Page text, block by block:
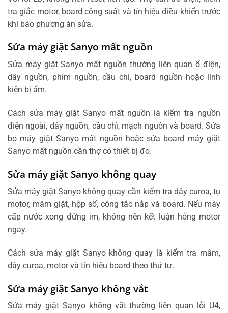
tra giắc motor, board công suất và tín hiệu điều khiển trước
khi báo phương án sửa.
Sửa máy giặt Sanyo mất nguồn
Sửa máy giặt Sanyo mất nguồn thường liên quan ổ điện,
dây nguồn, phím nguồn, cầu chì, board nguồn hoặc linh
kiện bị ẩm.
Cách sửa máy giặt Sanyo mất nguồn là kiểm tra nguồn
điện ngoài, dây nguồn, cầu chì, mạch nguồn và board. Sửa
bo máy giặt Sanyo mất nguồn hoặc sửa board máy giặt
Sanyo mất nguồn cần thợ có thiết bị đo.
Sửa máy giặt Sanyo không quay
Sửa máy giặt Sanyo không quay cần kiểm tra dây curoa, tụ
motor, mâm giặt, hộp số, công tắc nắp và board. Nếu máy
cấp nước xong đứng im, không nên kết luận hỏng motor
ngay.
Cách sửa máy giặt Sanyo không quay là kiểm tra mâm,
dây curoa, motor và tín hiệu board theo thứ tự.
Sửa máy giặt Sanyo không vắt
Sửa máy giặt Sanyo không vắt thường liên quan lỗi U4,